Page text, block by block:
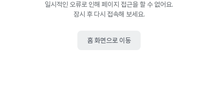
일시적인 오류로 인해 페이지 접근을 할 수 없어요.
잠시 후 다시 접속해 보세요.
홈 화면으로 이동